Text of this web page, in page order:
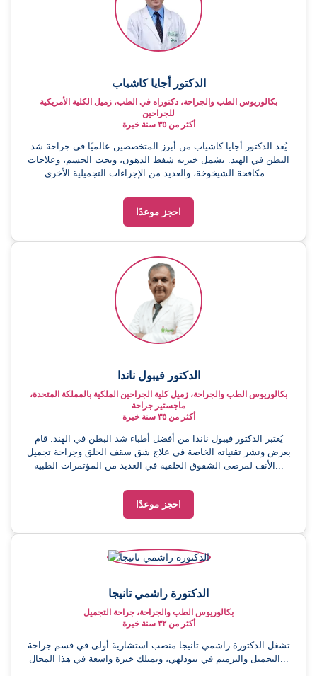
الدكتور أجايا كاشياب
بكالوريوس الطب والجراحة، دكتوراه في الطب، زميل الكلية الأمريكية
للجراحين
أكثر من ٣٥ سنة خبرة
يُعد الدكتور أجايا كاشياب من أبرز المتخصصين عالميًا في جراحة شد
البطن في الهند. تشمل خبرته شفط الدهون، ونحت الجسم، وعلاجات
مكافحة الشيخوخة، والعديد من الإجراءات التجميلية الأخرى...
احجز موعدًا
الدكتور فيبول ناندا
بكالوريوس الطب والجراحة، زميل كلية الجراحين الملكية بالمملكة المتحدة،
ماجستير جراحة
أكثر من ٣٥ سنة خبرة
يُعتبر الدكتور فيبول ناندا من أفضل أطباء شد البطن في الهند. قام
بعرض ونشر تقنياته الخاصة في علاج شق سقف الحلق وجراحة تجميل
الأنف لمرضى الشقوق الخلقية في العديد من المؤتمرات الطبية...
احجز موعدًا
الدكتورة راشمي تانيجا
بكالوريوس الطب والجراحة، جراحة التجميل
أكثر من ٣٢ سنة خبرة
تشغل الدكتورة راشمي تانيجا منصب استشارية أولى في قسم جراحة
التجميل والترميم في نيودلهي، وتمتلك خبرة واسعة في هذا المجال...